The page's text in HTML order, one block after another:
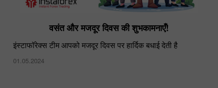
वसंत और मजदूर दिवस की शुभकामनाएँ!
इंस्टाफॉरेक्स टीम आपको मजदूर दिवस पर हार्दिक बधाई देती है
01.05.2024